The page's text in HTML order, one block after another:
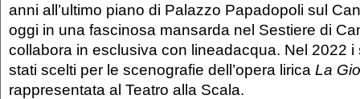
anni all’ultimo piano di Palazzo Papadopoli sul
oggi in una fascinosa mansarda nel Sestiere di
collabora in esclusiva con lineadacqua. Nel 2022 i
stati scelti per le scenografie dell’opera lirica La
rappresentata al Teatro alla Scala.